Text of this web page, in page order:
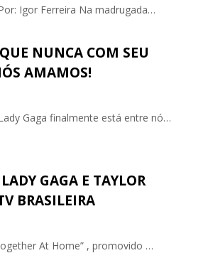
Igor Ferreira Na madrugada…
NUNCA COM SEU
AMAMOS!
Gaga finalmente está entre nó…
GAGA E TAYLOR
BRASILEIRA
At Home” , promovido …